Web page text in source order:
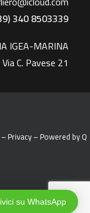
340 8503339
IGEA-MARINA
Via C. Pavese 21
Privacy– Powered byQ
su WhatsApp